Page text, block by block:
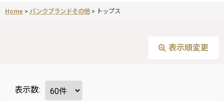
Home > パンクブランドその他 > トップス
表示順変更
表示数: